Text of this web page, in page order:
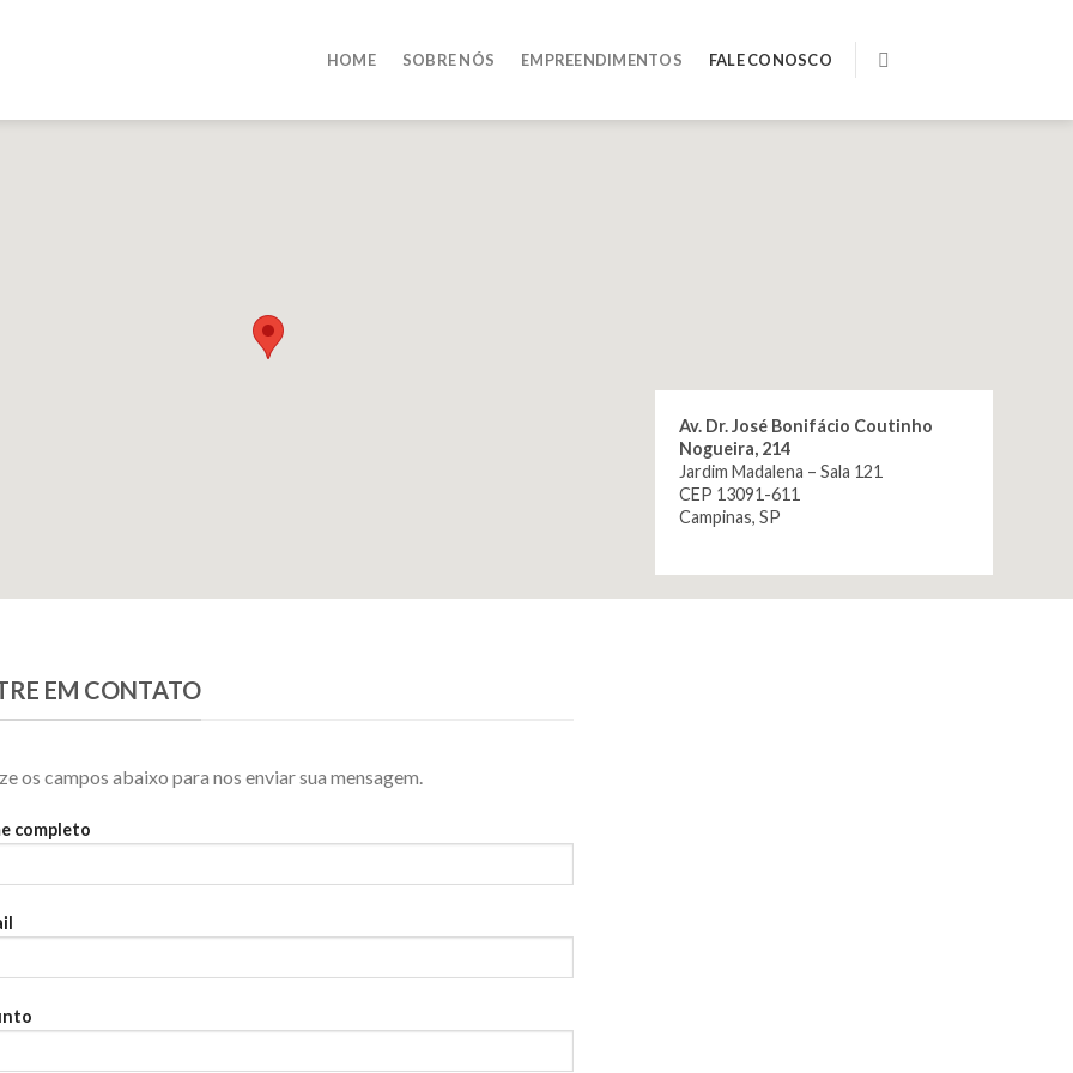
HOME SOBRE NÓS EMPREENDIMENTOS FALE CONOSCO
Av. Dr. José Bonifácio Coutinho
Nogueira, 214
Jardim Madalena – Sala 121
CEP 13091-611
Campinas, SP
EM CONTATO
os campos abaixo para nos enviar sua mensagem.
completo